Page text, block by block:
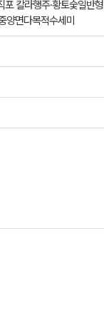
칼라행주·황토숯일반형
양면다목적수세미